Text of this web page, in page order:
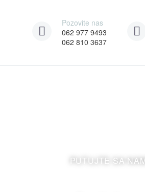
Pozovite nas
062 977 9493
062 810 3637
PUTUJTE SA